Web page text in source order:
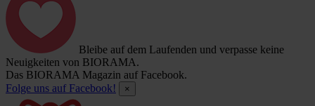
Bleibe auf dem Laufenden und verpasse keine
Neuigkeiten von BIORAMA.
Das BIORAMA Magazin auf Facebook.
Folge uns auf Facebook!
×